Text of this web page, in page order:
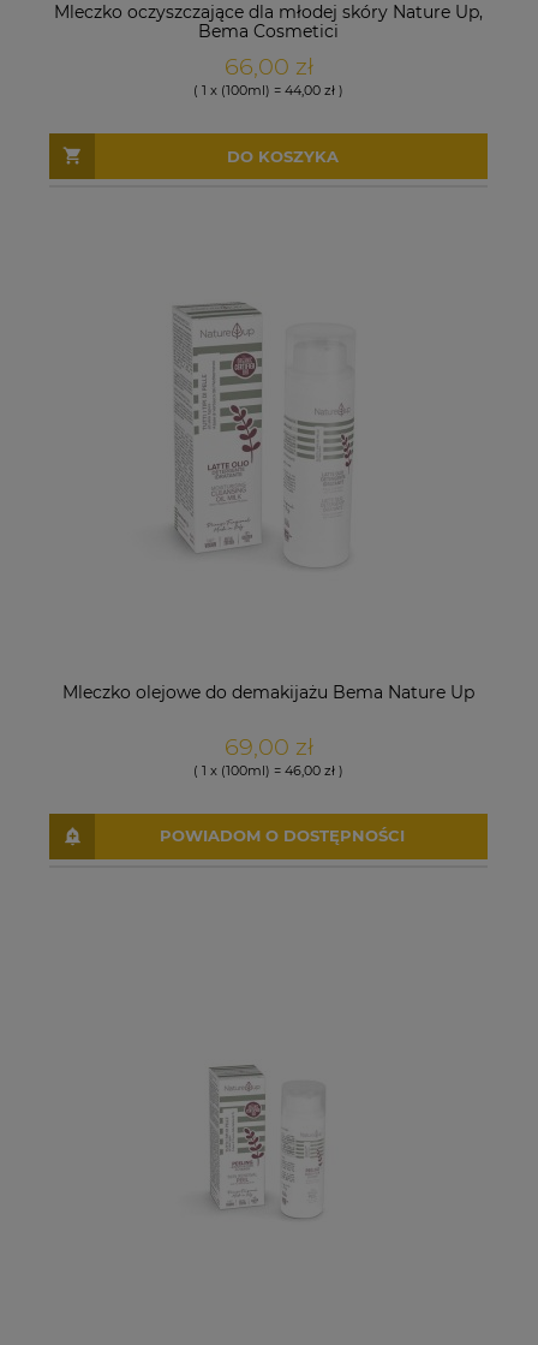
Mleczko oczyszczające dla młodej skóry Nature Up,
Bema Cosmetici
66,00 zł
( 1 x (100ml) = 44,00 zł )
DO KOSZYKA
Mleczko olejowe do demakijażu Bema Nature Up
69,00 zł
( 1 x (100ml) = 46,00 zł )
POWIADOM O DOSTĘPNOŚCI